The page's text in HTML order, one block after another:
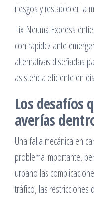
riesgos y restablecer la
Fix Neuma Express
con rapidez ante
alternativas diseñadas
asistencia eficiente en
Los desafíos
averías
Una falla mecánica en
problema importante,
urbano las
tráfico, las restricciones